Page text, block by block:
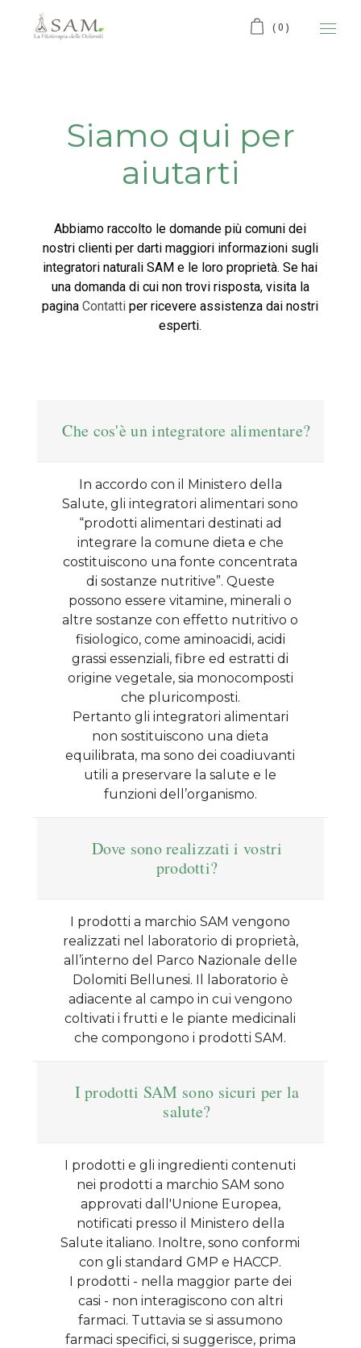
(0)
Siamo qui per
aiutarti
Abbiamo raccolto le domande più comuni dei
nostri clienti per darti maggiori informazioni sugli
integratori naturali SAM e le loro proprietà. Se hai
una domanda di cui non trovi risposta, visita la
paginaContatti per ricevere assistenza dai nostri
esperti.
Che cos'è un integratore alimentare?
In accordo con il Ministero della
Salute, gli integratori alimentari sono
“prodotti alimentari destinati ad
integrare la comune dieta e che
costituiscono una fonte concentrata
di sostanze nutritive”. Queste
possono essere vitamine, minerali o
altre sostanze con effetto nutritivo o
fisiologico, come aminoacidi, acidi
grassi essenziali, fibre ed estratti di
origine vegetale, sia monocomposti
che pluricomposti.
Pertanto gli integratori alimentari
non sostituiscono una dieta
equilibrata, ma sono dei coadiuvanti
utili a preservare la salute e le
funzioni dell’organismo.
Dove sono realizzati i vostri
prodotti?
I prodotti a marchio SAM vengono
realizzati nel laboratorio di proprietà,
all’interno del Parco Nazionale delle
Dolomiti Bellunesi. Il laboratorio è
adiacente al campo in cui vengono
coltivati i frutti e le piante medicinali
che compongono i prodotti SAM.
I prodotti SAM sono sicuri per la
salute?
I prodotti e gli ingredienti contenuti
nei prodotti a marchio SAM sono
approvati dall'Unione Europea,
notificati presso il Ministero della
Salute italiano. Inoltre, sono conformi
con gli standard GMP e HACCP.
I prodotti - nella maggior parte dei
casi - non interagiscono con altri
farmaci. Tuttavia se si assumono
farmaci specifici, si suggerisce, prima